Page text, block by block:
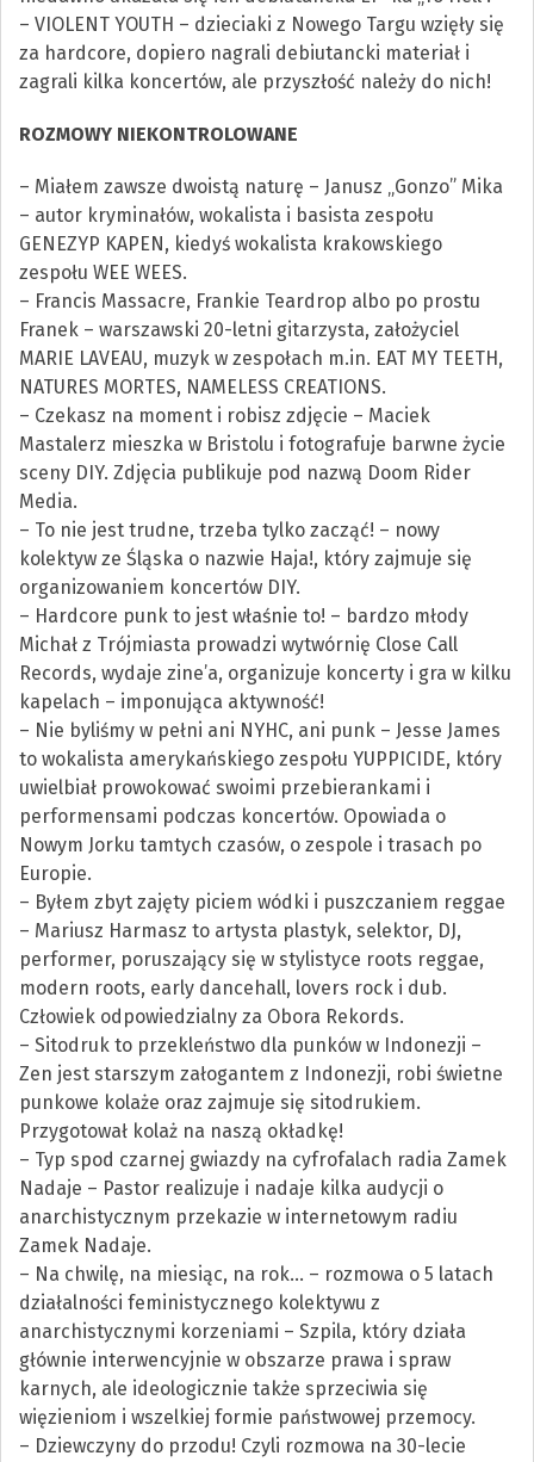
– VIOLENT YOUTH – dzieciaki z Nowego Targu wzięły się
za hardcore, dopiero nagrali debiutancki materiał i
zagrali kilka koncertów, ale przyszłość należy do nich!
ROZMOWY NIEKONTROLOWANE
– Miałem zawsze dwoistą naturę – Janusz „Gonzo” Mika
– autor kryminałów, wokalista i basista zespołu
GENEZYP KAPEN, kiedyś wokalista krakowskiego
zespołu WEE WEES.
– Francis Massacre, Frankie Teardrop albo po prostu
Franek – warszawski 20-letni gitarzysta, założyciel
MARIE LAVEAU, muzyk w zespołach m.in. EAT MY TEETH,
NATURES MORTES, NAMELESS CREATIONS.
– Czekasz na moment i robisz zdjęcie – Maciek
Mastalerz mieszka w Bristolu i fotografuje barwne życie
sceny DIY. Zdjęcia publikuje pod nazwą Doom Rider
Media.
– To nie jest trudne, trzeba tylko zacząć! – nowy
kolektyw ze Śląska o nazwie Haja!, który zajmuje się
organizowaniem koncertów DIY.
– Hardcore punk to jest właśnie to! – bardzo młody
Michał z Trójmiasta prowadzi wytwórnię Close Call
Records, wydaje zine’a, organizuje koncerty i gra w kilku
kapelach – imponująca aktywność!
– Nie byliśmy w pełni ani NYHC, ani punk – Jesse James
to wokalista amerykańskiego zespołu YUPPICIDE, który
uwielbiał prowokować swoimi przebierankami i
performensami podczas koncertów. Opowiada o
Nowym Jorku tamtych czasów, o zespole i trasach po
Europie.
– Byłem zbyt zajęty piciem wódki i puszczaniem reggae
– Mariusz Harmasz to artysta plastyk, selektor, DJ,
performer, poruszający się w stylistyce roots reggae,
modern roots, early dancehall, lovers rock i dub.
Człowiek odpowiedzialny za Obora Rekords.
– Sitodruk to przekleństwo dla punków w Indonezji –
Zen jest starszym załogantem z Indonezji, robi świetne
punkowe kolaże oraz zajmuje się sitodrukiem.
Przygotował kolaż na naszą okładkę!
– Typ spod czarnej gwiazdy na cyfrofalach radia Zamek
Nadaje – Pastor realizuje i nadaje kilka audycji o
anarchistycznym przekazie w internetowym radiu
Zamek Nadaje.
– Na chwilę, na miesiąc, na rok… – rozmowa o 5 latach
działalności feministycznego kolektywu z
anarchistycznymi korzeniami – Szpila, który działa
głównie interwencyjnie w obszarze prawa i spraw
karnych, ale ideologicznie także sprzeciwia się
więzieniom i wszelkiej formie państwowej przemocy.
– Dziewczyny do przodu! Czyli rozmowa na 30-lecie